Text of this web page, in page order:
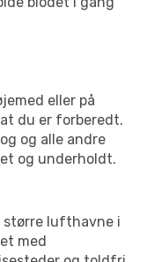
eller på
du er forberedt.
og alle andre
og underholdt.
større lufthavne i
med